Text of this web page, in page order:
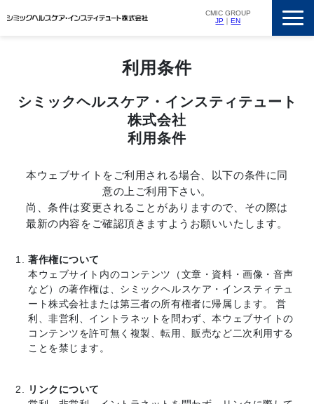
CMIC GROUP
JP ｜EN
私たちの強み
支援実績
ニュースリリース
採用情報
利用条件
シミックヘルスケア・インスティテュート
株式会社
利用条件
本ウェブサイトをご利用される場合、以下の条件に同
意の上ご利用下さい。
尚、条件は変更されることがありますので、その際は
最新の内容をご確認頂きますようお願いいたします。
著作権について
本ウェブサイト内のコンテンツ（文章・資料・画像・音声
など）の著作権は、シミックヘルスケア・インスティテュ
ート株式会社または第三者の所有権者に帰属します。 営
利、非営利、イントラネットを問わず、本ウェブサイトの
コンテンツを許可無く複製、転用、販売など二次利用する
ことを禁じます。
リンクについて